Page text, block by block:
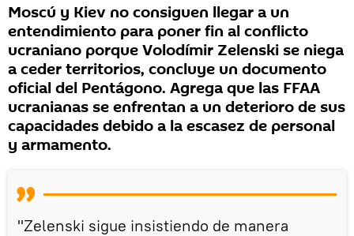
Moscú y Kiev no consiguen llegar a un
entendimiento para poner fin al conflicto
ucraniano porque Volodímir Zelenski se niega
a ceder territorios, concluye un documento
oficial del Pentágono. Agrega que las FFAA
ucranianas se enfrentan a un deterioro de sus
capacidades debido a la escasez de personal
y armamento.
"Zelenski sigue insistiendo de manera